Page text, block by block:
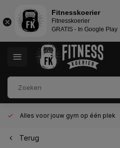
Alles voor jouw gym op één plek
Terug
Fitnesskoerier
Fitnesskoerier
GRATIS - In Google Play